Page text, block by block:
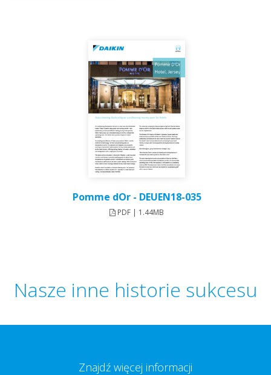
Pomme dOr - DEUEN18-035
PDF | 1.44MB
Nasze inne historie sukcesu
Znajdź więcej informacji